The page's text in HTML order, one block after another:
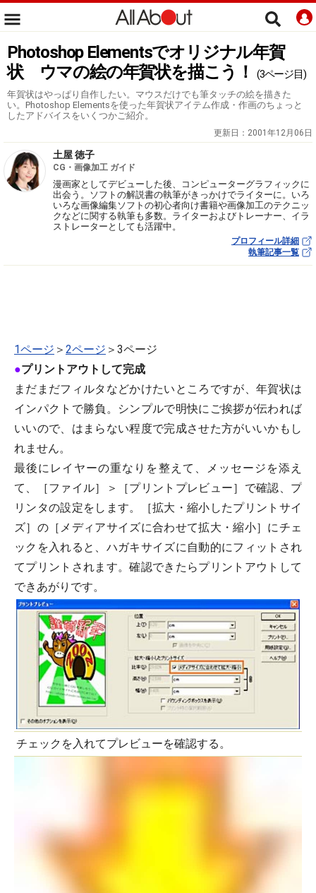
Photoshop Elementsでオリジナル年賀
状 ウマの絵の年賀状を描こう！
(3ページ目)
年賀状はやっぱり自作したい。マウスだけでも筆タッチの絵を描きた
い。Photoshop Elementsを使った年賀状アイテム作成・作画のちょっと
したアドバイスをいくつかご紹介。
更新日： 2001年12月06日
土屋 徳子
CG・画像加工 ガイド
漫画家としてデビューした後、コンピューターグラフィックに
出会う。ソフトの解説書の執筆がきっかけでライターに。いろ
いろな画像編集ソフトの初心者向け書籍や画像加工のテクニッ
クなどに関する執筆も多数。ライターおよびトレーナー、イラ
ストレーターとしても活躍中。
プロフィール詳細
執筆記事一覧
1ページ ＞ 2ページ ＞3ページ
●プリントアウトして完成
まだまだフィルタなどかけたいところですが、年賀状は
インパクトで勝負。シンプルで明快にご挨拶が伝われば
いいので、はまらない程度で完成させた方がいいかもし
れません。
最後にレイヤーの重なりを整えて、メッセージを添え
て、［ファイル］＞［プリントプレビュー］で確認、プ
リンタの設定をします。［拡大・縮小したプリントサイ
ズ］の［メディアサイズに合わせて拡大・縮小］にチェ
ックを入れると、ハガキサイズに自動的にフィットされ
てプリントされます。確認できたらプリントアウトして
できあがりです。
チェックを入れてプレビューを確認する。